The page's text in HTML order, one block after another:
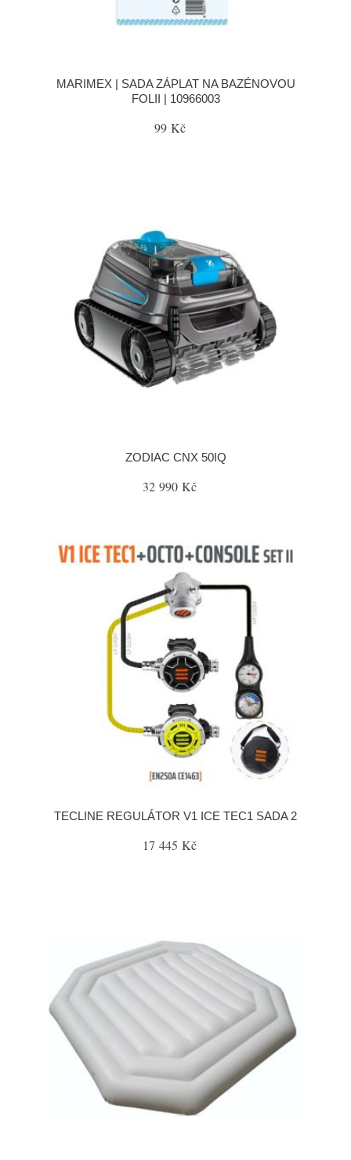
MARIMEX | SADA ZÁPLAT NA BAZÉNOVOU
FOLII | 10966003
99 Kč
ZODIAC CNX 50IQ
32 990 Kč
TECLINE REGULÁTOR V1 ICE TEC1 SADA 2
17 445 Kč